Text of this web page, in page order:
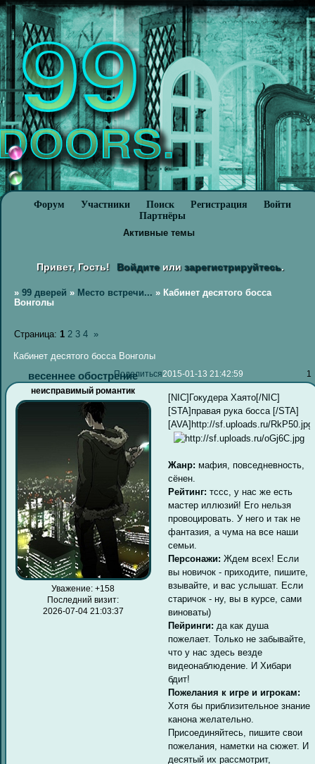
Форум Участники Поиск Регистрация
Войти
Партнёры
Активные темы
Привет, Гость! Войдитеили зарегистрируйтесь.
» 99 дверей » Место встречи... » Кабинет десятого босса
Вонголы
Кабинет десятого босса Вонголы
Страница: 1 2 3 4 »
Поделиться 1
2015-01-13 21:42:59
весеннее обострение
неисправимый романтик
Уважение: +158
Последний визит:
2026-07-04 21:03:37
[NIC]Гокудера Хаято[/NIC]
[STA]правая рука босса [/STA]
[AVA]http://sf.uploads.ru/
Жанр: мафия, повседневность,
сёнен.
Рейтинг: тссс, у нас же есть
мастер иллюзий! Его нельзя
провоцировать. У него и так не
фантазия, а чума на все наши
семьи.
Персонажи: Ждем всех! Если
вы новичок - приходите, пишите,
взывайте, и вас услышат. Если
старичок - ну, вы в курсе, сами
виноваты)
Пейринги: да как душа
пожелает. Только не забывайте,
что у нас здесь везде
видеонаблюдение. И Хибари
бдит!
Пожелания к игре и игрокам:
Хотя бы приблизительное знание
канона желательно.
Присоединяйтесь, пишите свои
пожелания, наметки на сюжет. И
десятый их рассмотрит,